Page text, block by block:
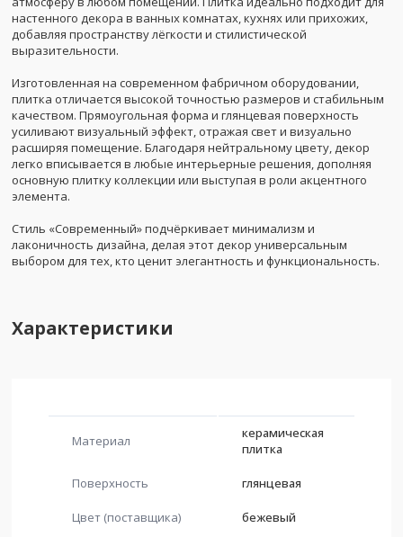
настенного декора в ванных комнатах, кухнях или прихожих,
добавляя пространству лёгкости и стилистической
выразительности.
Изготовленная на современном фабричном оборудовании,
плитка отличается высокой точностью размеров и стабильным
качеством. Прямоугольная форма и глянцевая поверхность
усиливают визуальный эффект, отражая свет и визуально
расширяя помещение. Благодаря нейтральному цвету, декор
легко вписывается в любые интерьерные решения, дополняя
основную плитку коллекции или выступая в роли акцентного
элемента.
Стиль «Современный» подчёркивает минимализм и
лаконичность дизайна, делая этот декор универсальным
выбором для тех, кто ценит элегантность и функциональность.
Характеристики
Материал
керамическая
плитка
Поверхность глянцевая
Цвет (поставщика) бежевый